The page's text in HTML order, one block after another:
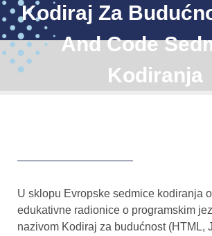
Kodiraj Za
And Code
Kodiranja
U sklopu Evropske sedmice kodiranja
edukativne radionice o programskim
nazivom Kodiraj za budućnost (HTML,